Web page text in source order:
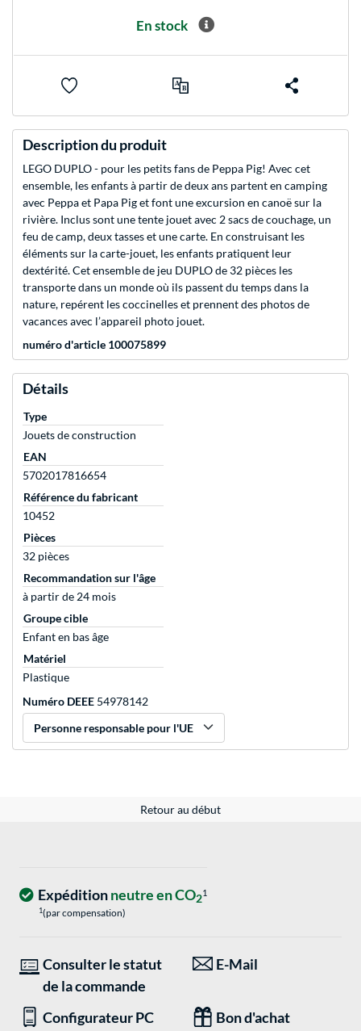
En stock
Description du produit
LEGO DUPLO - pour les petits fans de Peppa Pig! Avec cet
ensemble, les enfants à partir de deux ans partent en camping
avec Peppa et Papa Pig et font une excursion en canoë sur la
rivière. Inclus sont une tente jouet avec 2 sacs de couchage, un
feu de camp, deux tasses et une carte. En construisant les
éléments sur la carte-jouet, les enfants pratiquent leur
dextérité. Cet ensemble de jeu DUPLO de 32 pièces les
transporte dans un monde où ils passent du temps dans la
nature, repérent les coccinelles et prennent des photos de
vacances avec l’appareil photo jouet.
numéro d'article 100075899
Détails
Type
Jouets de construction
EAN
5702017816654
Référence du fabricant
10452
Pièces
32 pièces
Recommandation sur l'âge
à partir de 24 mois
Groupe cible
Enfant en bas âge
Matériel
Plastique
Numéro DEEE 54978142
Personne responsable pour l'UE
Retour au début
Expéditionneutre en CO21
1(par compensation)
Consulter le statut
de la commande
E-Mail
Configurateur PC Bon d'achat